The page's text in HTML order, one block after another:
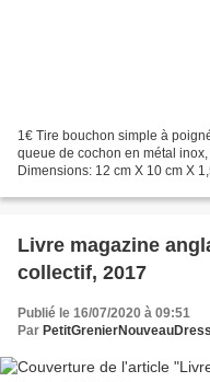
1€ Tire bouchon simple à
queue de cochon en métal
Dimensions: 12 cm X 10 cm X
Livre magazine
collectif, 2017
Publié le 16/07/2020 à 09:51
Par